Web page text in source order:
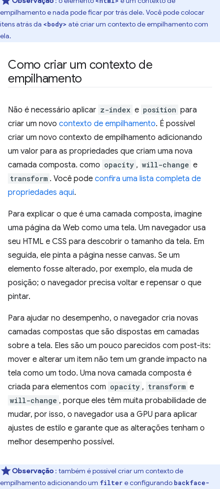
empilhamento e nada pode ficar por trás dele. Você pode colocar
itens atrás da <body> até criar um contexto de empilhamento com
ela.
Como criar um contexto de
empilhamento
Não é necessário aplicar z-index e position para
criar um novo contexto de empilhamento. É possível
criar um novo contexto de empilhamento adicionando
um valor para as propriedades que criam uma nova
camada composta. como opacity , will-change e
transform . Você pode confira uma lista completa de
propriedades aqui.
Para explicar o que é uma camada composta, imagine
uma página da Web como uma tela. Um navegador usa
seu HTML e CSS para descobrir o tamanho da tela. Em
seguida, ele pinta a página nesse canvas. Se um
elemento fosse alterado, por exemplo, ela muda de
posição; o navegador precisa voltar e repensar o que
pintar.
Para ajudar no desempenho, o navegador cria novas
camadas compostas que são dispostas em camadas
sobre a tela. Eles são um pouco parecidos com post-its:
mover e alterar um item não tem um grande impacto na
tela como um todo. Uma nova camada composta é
criada para elementos com opacity , transform e
will-change , porque eles têm muita probabilidade de
mudar, por isso, o navegador usa a GPU para aplicar
ajustes de estilo e garante que as alterações tenham o
melhor desempenho possível.
Observação : também é possível criar um contexto de
empilhamento adicionando um filter e configurando backface-